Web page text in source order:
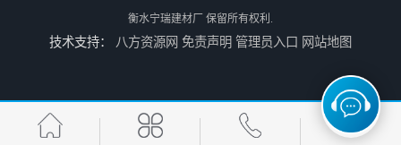
廊坊水泥管厂家 承插口水泥管 抗滑移性能稳定可靠 邢台预制检查井批发 检修井 有效引导分流雨水
衡水宁瑞建材厂 保留所有权利.
技术支持： 八方资源网 免责声明 管理员入口 网站地图